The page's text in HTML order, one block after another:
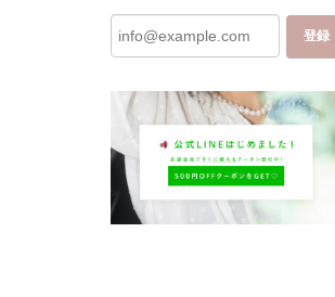
登録